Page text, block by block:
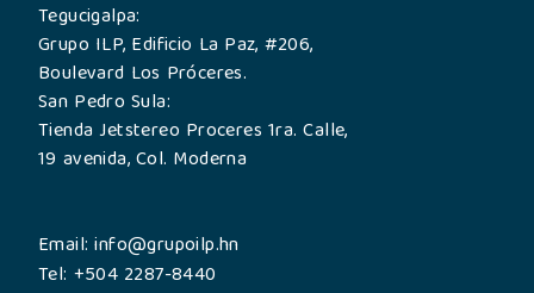
Tegucigalpa:
Grupo ILP, Edificio La Paz, #206,
Boulevard Los Próceres.
San Pedro Sula:
Tienda Jetstereo Proceres 1ra. Calle,
19 avenida, Col. Moderna
Email: info@grupoilp.hn
Tel: +504 2287-8440